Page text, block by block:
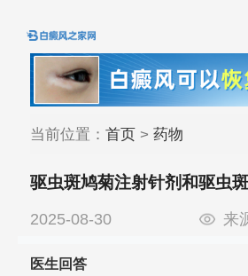
当前位置： 首页> 药物
驱虫斑鸠菊注射针剂和驱虫
好
2025-08-30 来
医生回答